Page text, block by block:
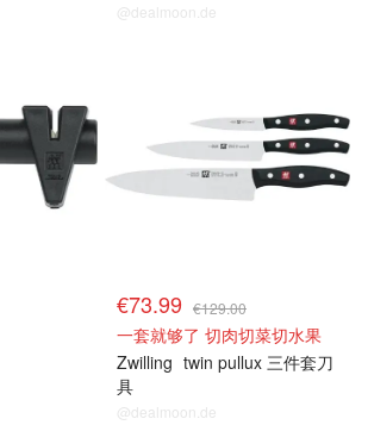
@dealmoon.de
€73.99 €129.00
一套就够了 切肉切菜切水果
Zwilling twin pullux 三件套刀
具
@dealmoon.de